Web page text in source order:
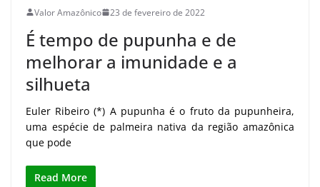
Valor Amazônico 23 de fevereiro de 2022
É tempo de pupunha e de
melhorar a imunidade e a
silhueta
Euler Ribeiro (*) A pupunha é o fruto da pupunheira,
uma espécie de palmeira nativa da região amazônica
que pode
Read More